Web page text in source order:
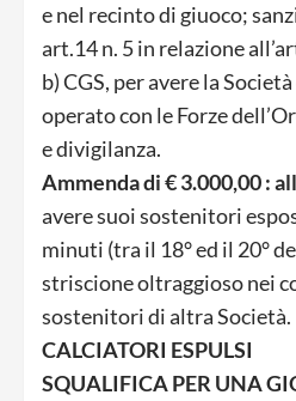
e nel recinto di giuoco;
art.14 n. 5 in relazione
b) CGS, per avere la
operato con le Forze
e divigilanza.
Ammenda di € 3.000,00 :
avere suoi sostenitori
minuti (tra il 18° ed il 20°
striscione oltraggioso nei
sostenitori di altra Società.
CALCIATORI ESPULSI
SQUALIFICA PER UNA